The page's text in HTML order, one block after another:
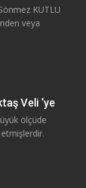
KUTLU
veya
Veli ‘ye
ölçüde
etmişlerdir.